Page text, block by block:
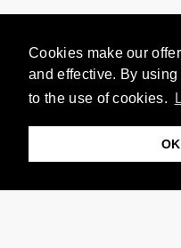
Cookies make our
and effective. By
to the use of cookies.
OK